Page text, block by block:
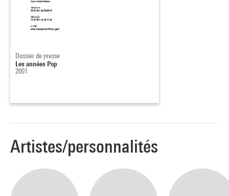
Dossier de presse
Les années Pop
2001
Artistes/personnalités